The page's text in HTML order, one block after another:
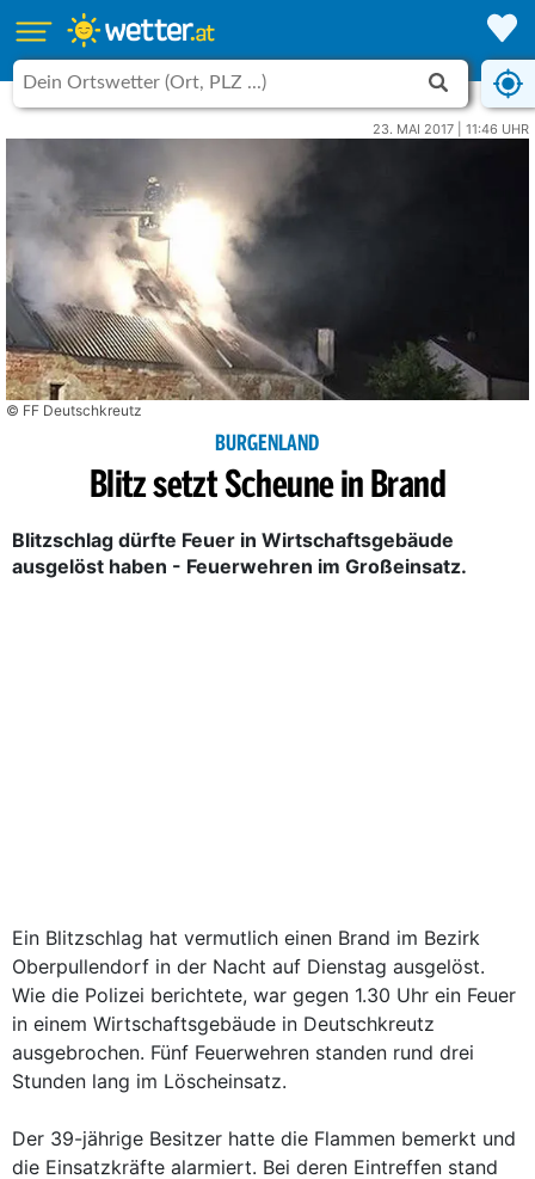
23. MAI 2017 | 11:46 UHR
© FF Deutschkreutz
BURGENLAND
Blitz setzt Scheune in Brand
Blitzschlag dürfte Feuer in Wirtschaftsgebäude
ausgelöst haben - Feuerwehren im Großeinsatz.
Ein Blitzschlag hat vermutlich einen Brand im Bezirk
Oberpullendorf in der Nacht auf Dienstag ausgelöst.
Wie die Polizei berichtete, war gegen 1.30 Uhr ein Feuer
in einem Wirtschaftsgebäude in Deutschkreutz
ausgebrochen. Fünf Feuerwehren standen rund drei
Stunden lang im Löscheinsatz.
Der 39-jährige Besitzer hatte die Flammen bemerkt und
die Einsatzkräfte alarmiert. Bei deren Eintreffen stand